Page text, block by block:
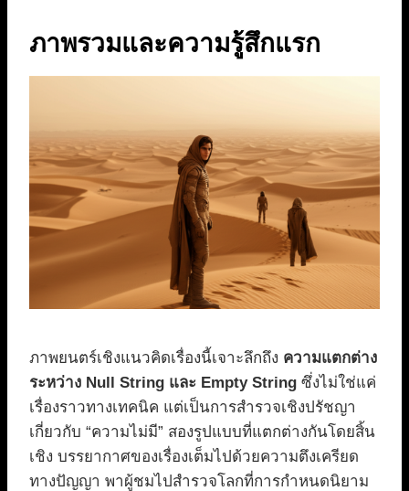
ภาพรวมและความรู้สึกแรก
ภาพยนตร์เชิงแนวคิดเรื่องนี้เจาะลึกถึง ความแตกต่าง
ระหว่าง Null String และ Empty String ซึ่งไม่ใช่แค่
เรื่องราวทางเทคนิค แต่เป็นการสำรวจเชิงปรัชญา
เกี่ยวกับ “ความไม่มี” สองรูปแบบที่แตกต่างกันโดยสิ้น
เชิง บรรยากาศของเรื่องเต็มไปด้วยความตึงเครียด
ทางปัญญา พาผู้ชมไปสำรวจโลกที่การกำหนดนิยาม